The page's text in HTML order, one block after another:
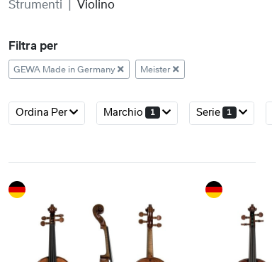
Strumenti Violino
Filtra per
GEWA Made in Germany Meister
Ordina Per Marchio 1 Serie 1